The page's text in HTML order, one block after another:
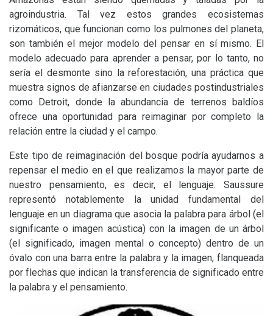
agroindustria. Tal vez estos grandes ecosistemas
rizomáticos, que funcionan como los pulmones del planeta,
son también el mejor modelo del pensar en sí mismo. El
modelo adecuado para aprender a pensar, por lo tanto, no
sería el desmonte sino la reforestación, una práctica que
muestra signos de afianzarse en ciudades postindustriales
como Detroit, donde la abundancia de terrenos baldíos
ofrece una oportunidad para reimaginar por completo la
relación entre la ciudad y el campo.
Este tipo de reimaginación del bosque podría ayudarnos a
repensar el medio en el que realizamos la mayor parte de
nuestro pensamiento, es decir, el lenguaje. Saussure
representó notablemente la unidad fundamental del
lenguaje en un diagrama que asocia la palabra para árbol (el
significante o imagen acústica) con la imagen de un árbol
(el significado, imagen mental o concepto) dentro de un
óvalo con una barra entre la palabra y la imagen, flanqueada
por flechas que indican la transferencia de significado entre
la palabra y el pensamiento.